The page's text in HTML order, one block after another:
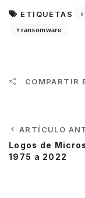
ETIQUETAS
ransomware
COMPARTIR
ARTÍCULO
Logos de
1975 a 2022